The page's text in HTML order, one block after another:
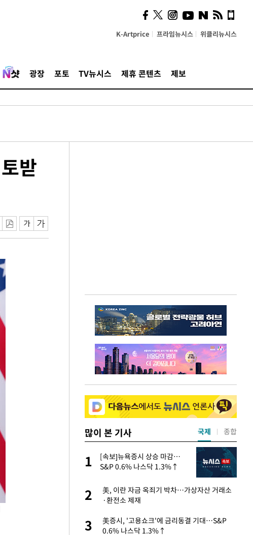
K-Artprice 프라임뉴시스 위클리뉴시스
광장 포토 TV뉴시스 제휴 콘텐츠 제보
받
많이 본 기사
년 만에
니다"
함 없네"…'폴드8 울트
1
[속보]뉴욕증시 상승 마감…
S&P 0.6% 나스닥 1.3%↑
2
美, 이란 자금 옥죄기 박차…가상자산 거래소
·환전소 제재
3
美증시, '고용쇼크'에 금리동결 기대…S&P
0.6% 나스닥 1.3%↑
국제 종합